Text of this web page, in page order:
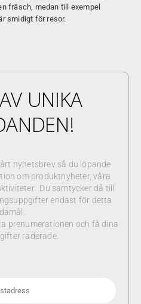
fräsch, medan till exempel
smidigt för resor.
UNIKA
nyhetsbrev så du löpande
om produktnyheter, våra
Du samtycker då till
endast för detta
prenumerationen och få dina
raderade.